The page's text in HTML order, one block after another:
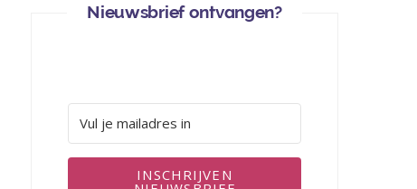
Nieuwsbrief ontvangen?
INSCHRIJVEN